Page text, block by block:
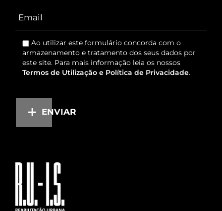
Ao utilizar este formulário concorda com o
armazenamento e tratamento dos seus dados por
este site. Para mais informação leia os nossos
Termos de Utilização e Política de Privacidade.
ENVIAR